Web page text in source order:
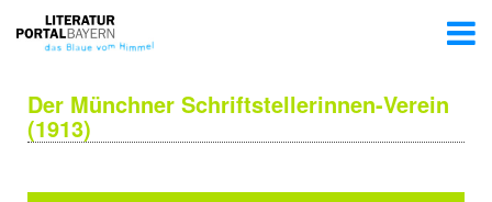
Der Münchner Schriftstellerinnen-Verein
(1913)